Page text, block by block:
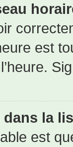
est
dans la
est